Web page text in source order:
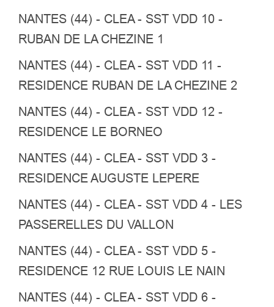
NANTES (44) - CLEA - SST VDD 10 -
RUBAN DE LA CHEZINE 1
NANTES (44) - CLEA - SST VDD 11 -
RESIDENCE RUBAN DE LA CHEZINE 2
NANTES (44) - CLEA - SST VDD 12 -
RESIDENCE LE BORNEO
NANTES (44) - CLEA - SST VDD 3 -
RESIDENCE AUGUSTE LEPERE
NANTES (44) - CLEA - SST VDD 4 - LES
PASSERELLES DU VALLON
NANTES (44) - CLEA - SST VDD 5 -
RESIDENCE 12 RUE LOUIS LE NAIN
NANTES (44) - CLEA - SST VDD 6 -